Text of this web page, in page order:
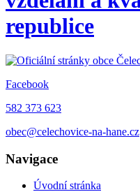
republice
Facebook
582 373 623
obec@celechovice-na-hane.cz
Navigace
Úvodní stránka